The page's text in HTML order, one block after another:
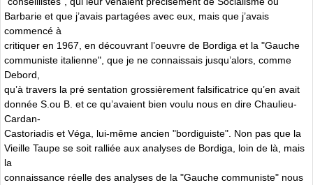
Barbarie et que j’avais partagées avec eux, mais que j’avais
commencé à
critiquer en 1967, en découvrant l’oeuvre de Bordiga et la "Gauche
communiste italienne", que je ne connaissais jusqu’alors, comme
Debord,
qu’à travers la pré sentation grossièrement falsificatrice qu’en avait
donnée S.ou B. et ce qu’avaient bien voulu nous en dire Chaulieu-
Cardan-
Castoriadis et Véga, lui-même ancien "bordiguiste". Non pas que la
Vieille Taupe se soit ralliée aux analyses de Bordiga, loin de là, mais
la
connaissance réelle des analyses de la "Gauche communiste" nous